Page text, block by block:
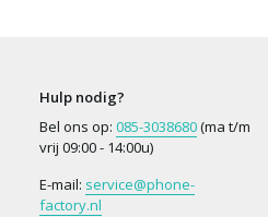
Hulp nodig?
Bel ons op: 085-3038680(ma t/m
vrij 09:00 - 14:00u)
E-mail: service@phone-
factory.nl